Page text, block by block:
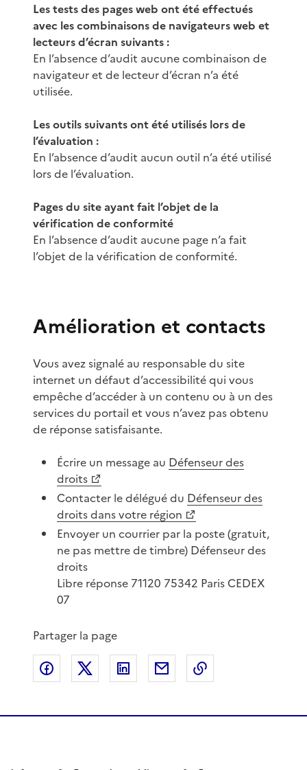
Les tests des pages web ont été effectués
avec les combinaisons de navigateurs web et
lecteurs d’écran suivants :
En l’absence d’audit aucune combinaison de
navigateur et de lecteur d’écran n’a été
utilisée.
Les outils suivants ont été utilisés lors de
l’évaluation :
En l’absence d’audit aucun outil n’a été utilisé
lors de l’évaluation.
Pages du site ayant fait l’objet de la
vérification de conformité
En l’absence d’audit aucune page n’a fait
l’objet de la vérification de conformité.
Amélioration et contacts
Vous avez signalé au responsable du site
internet un défaut d’accessibilité qui vous
empêche d’accéder à un contenu ou à un des
services du portail et vous n’avez pas obtenu
de réponse satisfaisante.
Écrire un message au Défenseur des
droits
Contacter le délégué du Défenseur des
droits dans votre région
Envoyer un courrier par la poste (gratuit,
ne pas mettre de timbre) Défenseur des
droits
Libre réponse 71120 75342 Paris CEDEX
07
Partager la page
Partager sur Facebook
Partager sur XPartager sur LinkedIn
Partager par email